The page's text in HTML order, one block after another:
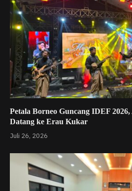
Petala Borneo Guncang IDEF
Datang ke Erau Kukar
Juli 26, 2026